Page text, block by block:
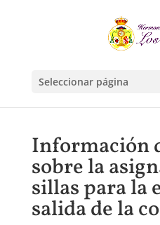
Seleccionar página
Información
sobre la
sillas para la
salida de la